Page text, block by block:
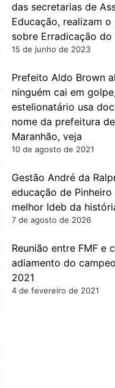
das secretarias de
Educação, realizam
sobre Erradicação
15 de junho de 2023
Prefeito Aldo Brown
ninguém cai em
estelionatário usa
nome da prefeitura
Maranhão, veja
10 de agosto de 2021
Gestão André da
educação de
melhor Ideb da
7 de agosto de 2026
Reunião entre FMF e
adiamento do
2021
4 de fevereiro de 2021